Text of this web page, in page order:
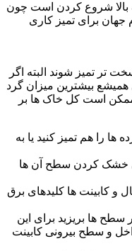
بالا شروع کردن است چون
جهان برای تمیز کاری
تر تمیز شوند البته اگر
بیشترین میزان گرد
ممکن است کل خاک ها بر
ها را هم تمیز کنید یا به
خشک کردن سطح آن ها
کابینت ها کلیدهای برق
ها بریزید برای این
و سطح بیرونی کابینت